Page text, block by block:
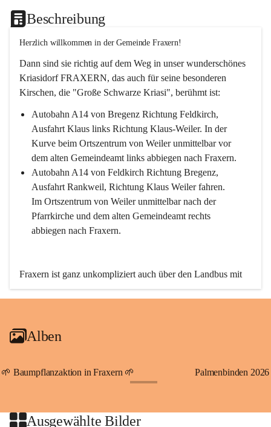
Beschreibung
Herzlich willkommen in der Gemeinde Fraxern!
Dann sind sie richtig auf dem Weg in unser wunderschönes
Kriasidorf FRAXERN, das auch für seine besonderen
Kirschen, die "Große Schwarze Kriasi", berühmt ist:
Autobahn A14 von Bregenz Richtung Feldkirch,
Ausfahrt Klaus links Richtung Klaus-Weiler. In der
Kurve beim Ortszentrum von Weiler unmittelbar vor
dem alten Gemeindeamt links abbiegen nach Fraxern.
Autobahn A14 von Feldkirch Richtung Bregenz,
Ausfahrt Rankweil, Richtung Klaus Weiler fahren.
Im Ortszentrum von Weiler unmittelbar nach der
Pfarrkirche und dem alten Gemeindeamt rechts
abbiegen nach Fraxern.
Fraxern ist ganz unkompliziert auch über den Landbus mit
den öffentlichen Verkehrsmitteln zu erreichen. Die Linie
An Samstagen, Sonn- und Feiertagen können Sie bequem
persönlichen Linienbus zur gewünschten Zeit zu Ihrer
Haltestelle bestellen. Sowohl von Weiler kommend nach
beide Fahrten Weiler-Fraxern-Weiler.
Alben
🌱 Baumpflanzaktion in Fraxern 🌱 Palmenbinden 2026
Ausgewählte Bilder